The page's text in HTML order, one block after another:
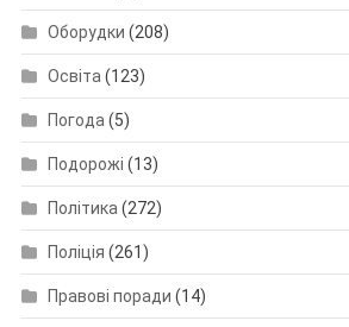
Оборудки (208)
Освіта (123)
Погода (5)
Подорожі (13)
Політика (272)
Поліція (261)
Правові поради (14)